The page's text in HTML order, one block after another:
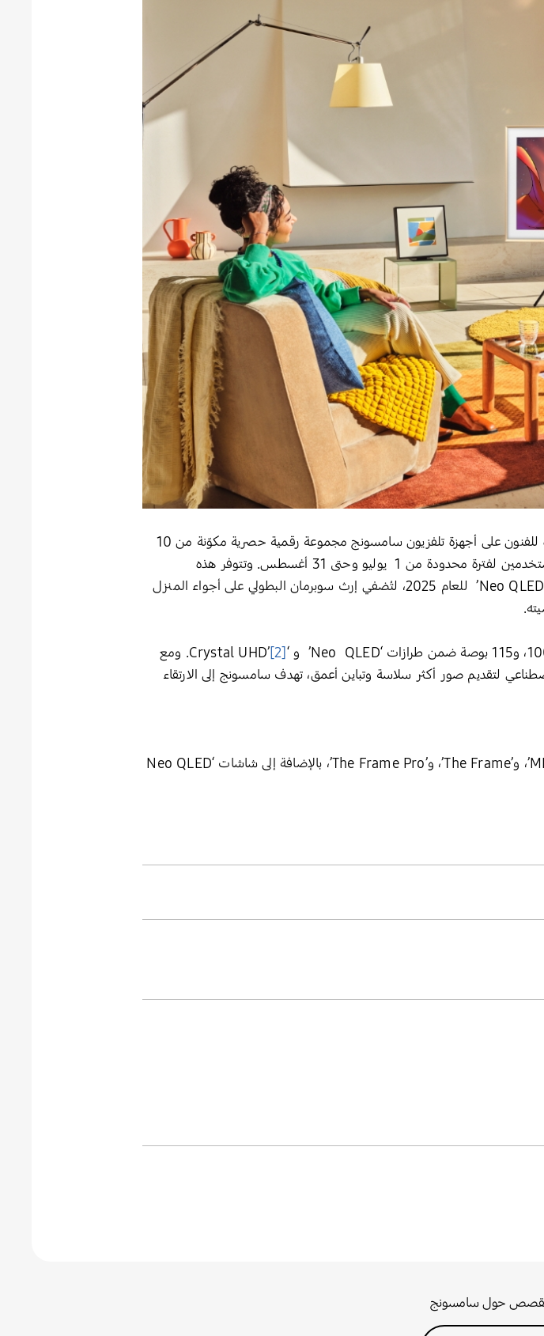
وبالإضافة إلى ذلك، تقدّم ‘Samsung Art Store’ المنصة الرقمية الرائدة للفنون على أجهزة تلفزيون سامسونج مجموعة رقمية حصرية مكوّنة من 10
أعمال فنية مستوحاة من سوبرمان من ‘DC Comics’، متاحة مجاناً للمستخدمين لفترة محدودة من 1 يوليو وحتى 31 أغسطس. وتتوفر هذه
‘Neo QLED’ للعام 2025، لتُضفي إرث سوبرمان البطولي على أجواء المنزل
[2]
. ومع
لتقديم صور أكثر سلاسة وتباين أعمق، تهدف سامسونج إلى الارتقاء
تشمل مجموعة تلفزيونات ‘Samsung Art TV’ طرازات ‘MICRO LED’، و’The Frame’، و’The Frame Pro’، بالإضافة إلى شاشات ‘Neo QLED
حول سامسونج